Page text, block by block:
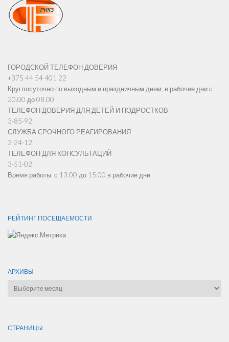
ГОРОДСКОЙ ТЕЛЕФОН ДОВЕРИЯ
+375 44 54 401 22
Круглосуточно по выходным и праздничным дням, в рабочие дни с
20.00 до 08.00
ТЕЛЕФОН ДОВЕРИЯ ДЛЯ ДЕТЕЙ И ПОДРОСТКОВ
3-85-92
СЛУЖБА СРОЧНОГО РЕАГИРОВАНИЯ
2-24-12
ТЕЛЕФОН ДЛЯ КОНСУЛЬТАЦИЙ
3-51-02
Время работы: с 13.00 до 15.00 в рабочие дни
РЕЙТИНГ ПОCЕЩАЕМОСТИ
АРХИВЫ
Архивы
СТРАНИЦЫ